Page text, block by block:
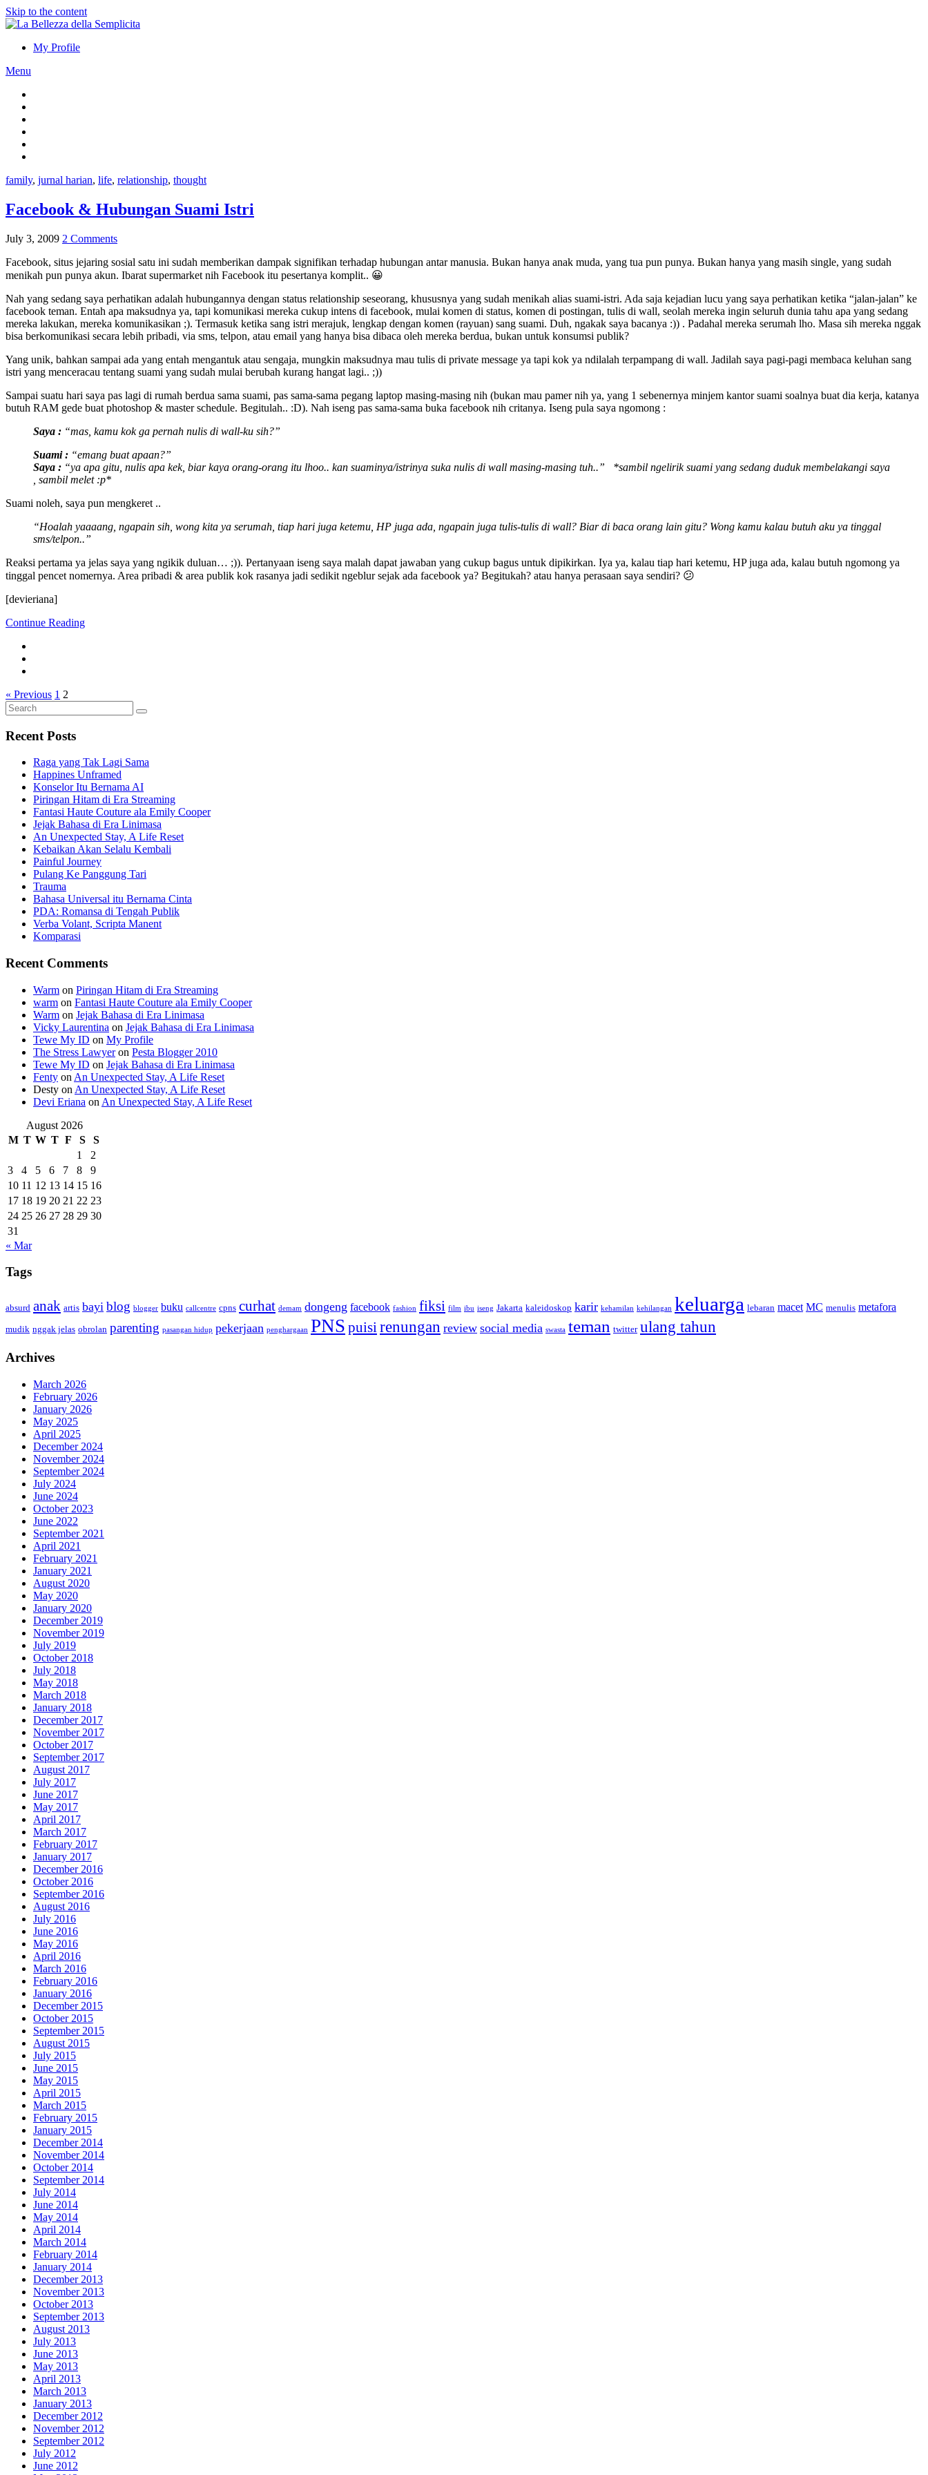
Skip to the content
My Profile
Menu
family, jurnal harian, life, relationship, thought
Facebook & Hubungan Suami Istri
July 3, 2009 2 Comments
Facebook, situs jejaring sosial satu ini sudah memberikan dampak signifikan terhadap hubungan antar manusia. Bukan hanya anak muda, yang tua pun punya. Bukan hanya yang masih single, yang sudah
menikah pun punya akun. Ibarat supermarket nih Facebook itu pesertanya komplit.. 😀
Nah yang sedang saya perhatikan adalah hubungannya dengan status relationship seseorang, khususnya yang sudah menikah alias suami-istri. Ada saja kejadian lucu yang saya perhatikan ketika “jalan-jalan” ke
facebook teman. Entah apa maksudnya ya, tapi komunikasi mereka cukup intens di facebook, mulai komen di status, komen di postingan, tulis di wall, seolah mereka ingin seluruh dunia tahu apa yang sedang
mereka lakukan, mereka komunikasikan ;). Termasuk ketika sang istri merajuk, lengkap dengan komen (rayuan) sang suami. Duh, ngakak saya bacanya :)) . Padahal mereka serumah lho. Masa sih mereka nggak
bisa berkomunikasi secara lebih pribadi, via sms, telpon, atau email yang hanya bisa dibaca oleh mereka berdua, bukan untuk konsumsi publik?
Yang unik, bahkan sampai ada yang entah mengantuk atau sengaja, mungkin maksudnya mau tulis di private message ya tapi kok ya ndilalah terpampang di wall. Jadilah saya pagi-pagi membaca keluhan sang
istri yang menceracau tentang suami yang sudah mulai berubah kurang hangat lagi.. ;))
Sampai suatu hari saya pas lagi di rumah berdua sama suami, pas sama-sama pegang laptop masing-masing nih (bukan mau pamer nih ya, yang 1 sebenernya minjem kantor suami soalnya buat dia kerja, katanya
butuh RAM gede buat photoshop & master schedule. Begitulah.. :D). Nah iseng pas sama-sama buka facebook nih critanya. Iseng pula saya ngomong :
Saya : “mas, kamu kok ga pernah nulis di wall-ku sih?”
Suami : “emang buat apaan?”
Saya : “ya apa gitu, nulis apa kek, biar kaya orang-orang itu lhoo.. kan suaminya/istrinya suka nulis di wall masing-masing tuh..” *sambil ngelirik suami yang sedang duduk membelakangi saya
, sambil melet :p*
Suami noleh, saya pun mengkeret ..
“Hoalah yaaaang, ngapain sih, wong kita ya serumah, tiap hari juga ketemu, HP juga ada, ngapain juga tulis-tulis di wall? Biar di baca orang lain gitu? Wong kamu kalau butuh aku ya tinggal
sms/telpon..”
Reaksi pertama ya jelas saya yang ngikik duluan… ;)). Pertanyaan iseng saya malah dapat jawaban yang cukup bagus untuk dipikirkan. Iya ya, kalau tiap hari ketemu, HP juga ada, kalau butuh ngomong ya
tinggal pencet nomernya. Area pribadi & area publik kok rasanya jadi sedikit ngeblur sejak ada facebook ya? Begitukah? atau hanya perasaan saya sendiri? 😕
[devieriana]
Continue Reading
« Previous 1 2
Search
for:
Search
Recent Posts
Raga yang Tak Lagi Sama
Happines Unframed
Konselor Itu Bernama AI
Piringan Hitam di Era Streaming
Fantasi Haute Couture ala Emily Cooper
Jejak Bahasa di Era Linimasa
An Unexpected Stay, A Life Reset
Kebaikan Akan Selalu Kembali
Painful Journey
Pulang Ke Panggung Tari
Trauma
Bahasa Universal itu Bernama Cinta
PDA: Romansa di Tengah Publik
Verba Volant, Scripta Manent
Komparasi
Recent Comments
Warm on Piringan Hitam di Era Streaming
warm on Fantasi Haute Couture ala Emily Cooper
Warm on Jejak Bahasa di Era Linimasa
Vicky Laurentina on Jejak Bahasa di Era Linimasa
Tewe My ID on My Profile
The Stress Lawyeron Pesta Blogger 2010
Tewe My ID on Jejak Bahasa di Era Linimasa
Fenty on An Unexpected Stay, A Life Reset
Desty on An Unexpected Stay, A Life Reset
Devi Eriana on An Unexpected Stay, A Life Reset
August 2026
M T W T F S
S
1
2
3
4 5 6 7 8
9
10 11 12 13 14 15 16
17 18 19 20 21 22 23
24 25 26 27 28 29 30
31
« Mar
Tags
absurd anak artis bayi blog blogger buku callcentre cpns curhat demam dongeng facebook fashion fiksi film ibu iseng Jakarta kaleidoskop karir kehamilan kehilangan keluarga lebaran macet MC menulis metafora
mudik nggak jelas obrolan parenting pasangan hidup pekerjaan penghargaan PNS puisirenungan review social media swasta teman twitter ulang tahun
Archives
March 2026
February 2026
January 2026
May 2025
April 2025
December 2024
November 2024
September 2024
July 2024
June 2024
October 2023
June 2022
September 2021
April 2021
February 2021
January 2021
August 2020
May 2020
January 2020
December 2019
November 2019
July 2019
October 2018
July 2018
May 2018
March 2018
January 2018
December 2017
November 2017
October 2017
September 2017
August 2017
July 2017
June 2017
May 2017
April 2017
March 2017
February 2017
January 2017
December 2016
October 2016
September 2016
August 2016
July 2016
June 2016
May 2016
April 2016
March 2016
February 2016
January 2016
December 2015
October 2015
September 2015
August 2015
July 2015
June 2015
May 2015
April 2015
March 2015
February 2015
January 2015
December 2014
November 2014
October 2014
September 2014
July 2014
June 2014
May 2014
April 2014
March 2014
February 2014
January 2014
December 2013
November 2013
October 2013
September 2013
August 2013
July 2013
June 2013
May 2013
April 2013
March 2013
January 2013
December 2012
November 2012
September 2012
July 2012
June 2012